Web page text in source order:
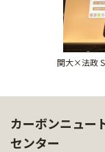
関大×法政
カーボンニュー
センター